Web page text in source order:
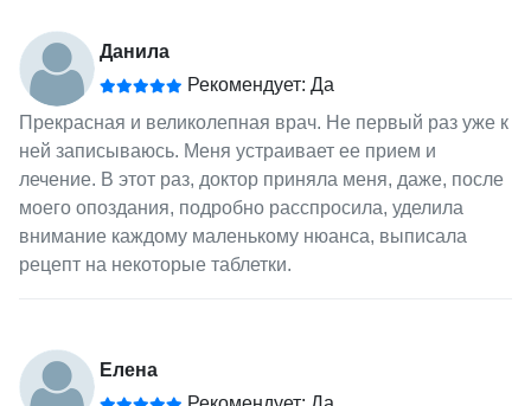
Данила
Рекомендует: Да
Прекрасная и великолепная врач. Не первый раз уже к
ней записываюсь. Меня устраивает ее прием и
лечение. В этот раз, доктор приняла меня, даже, после
моего опоздания, подробно расспросила, уделила
внимание каждому маленькому нюанса, выписала
рецепт на некоторые таблетки.
Елена